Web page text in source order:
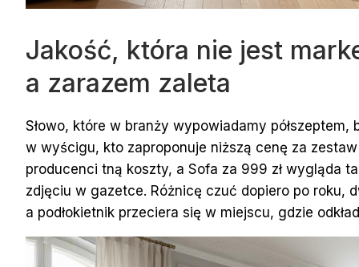
Jakość, która nie jest
a zarazem zaleta
Słowo, które w branży wypowiadamy półszeptem,
w wyścigu, kto zaproponuje niższą cenę za
producenci tną koszty, a Sofa za 999 zł wygląda
zdjęciu w gazetce. Różnicę czuć dopiero po roku,
a podłokietnik przeciera się w miejscu, gdzie